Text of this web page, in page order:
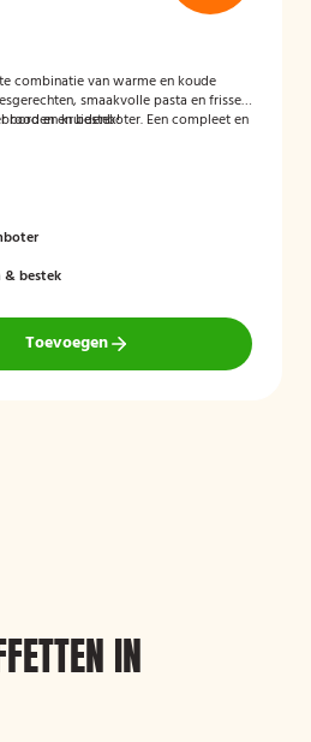
combinatie van warme en koude
smaakvolle pasta en frisse
en kruidenboter. Een compleet en
borden en bestek!
& bestek
Toevoegen
IN